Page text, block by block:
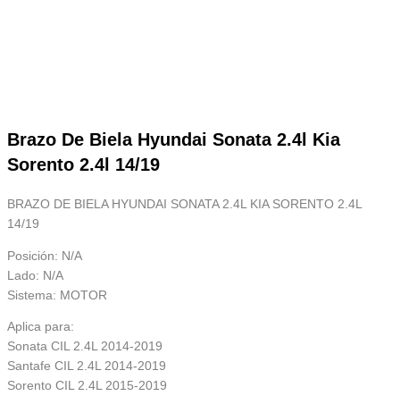
Brazo De Biela Hyundai Sonata 2.4l Kia
Sorento 2.4l 14/19
BRAZO DE BIELA HYUNDAI SONATA 2.4L KIA SORENTO 2.4L
14/19
Posición: N/A
Lado: N/A
Sistema: MOTOR
Aplica para:
Sonata CIL 2.4L 2014-2019
Santafe CIL 2.4L 2014-2019
Sorento CIL 2.4L 2015-2019